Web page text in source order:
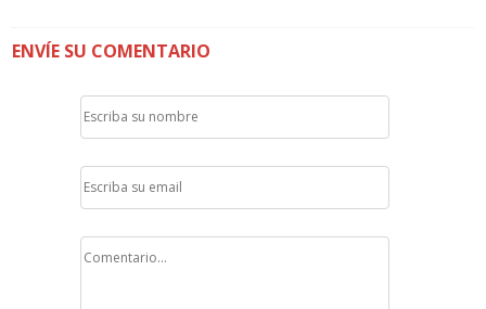
ENVÍE SU COMENTARIO